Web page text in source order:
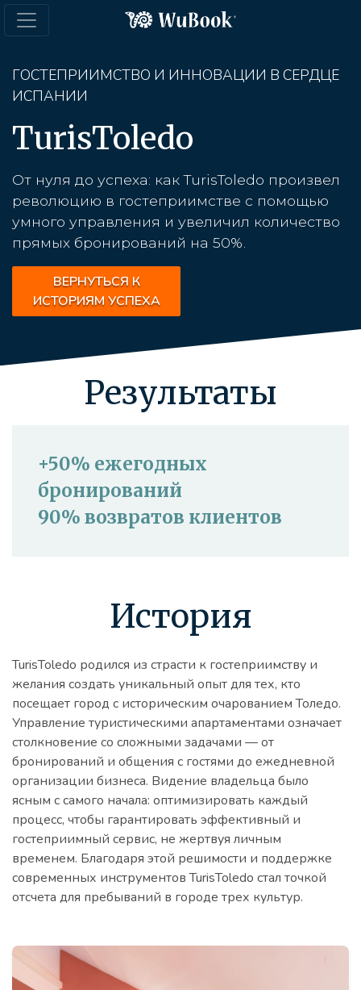
ГОСТЕПРИИМСТВО И ИННОВАЦИИ В СЕРДЦЕ
ИСПАНИИ
TurisToledo
От нуля до успеха: как TurisToledo произвел
революцию в гостеприимстве с помощью
умного управления и увеличил количество
прямых бронирований на 50%.
ВЕРНУТЬСЯ К
ИСТОРИЯМ УСПЕХА
Результаты
+50% ежегодных
бронирований
90% возвратов клиентов
История
TurisToledo родился из страсти к гостеприимству и
желания создать уникальный опыт для тех, кто
посещает город с историческим очарованием Толедо.
Управление туристическими апартаментами означает
столкновение со сложными задачами — от
бронирований и общения с гостями до ежедневной
организации бизнеса. Видение владельца было
ясным с самого начала: оптимизировать каждый
процесс, чтобы гарантировать эффективный и
гостеприимный сервис, не жертвуя личным
временем. Благодаря этой решимости и поддержке
современных инструментов TurisToledo стал точкой
отсчета для пребываний в городе трех культур.